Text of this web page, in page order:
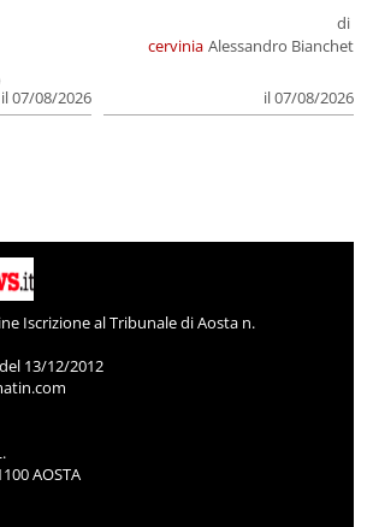
il 07/08/2026
cervinia
di
Alessandro Bianchet
il 07/08/2026
Iscrizione al Tribunale di Aosta n.
13/12/2012
AOSTA